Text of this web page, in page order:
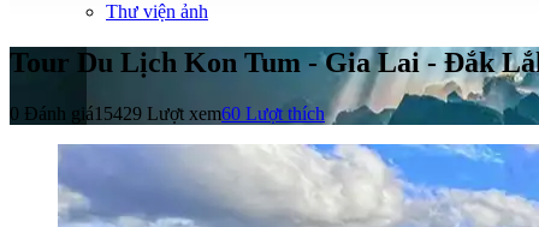
Thư viện ảnh
Tour Du Lịch Kon Tum - Gia Lai - Đắk
0 Đánh giá15429 Lượt xem60 Lượt thích